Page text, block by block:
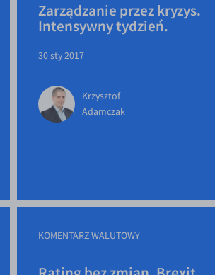
Zarządzanie przez kryzys.
Intensywny tydzień.
30 sty 2017
Krzysztof
Adamczak
KOMENTARZ WALUTOWY